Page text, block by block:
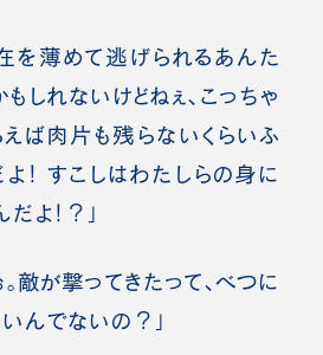
在を薄めて逃げられるあんた
しれないけどねぇ、こっちゃ
ば肉片も残らないくらいふ
！ すこしはわたしらの身に
よ！？」
。敵が撃ってきたって、べつに
んでないの？」